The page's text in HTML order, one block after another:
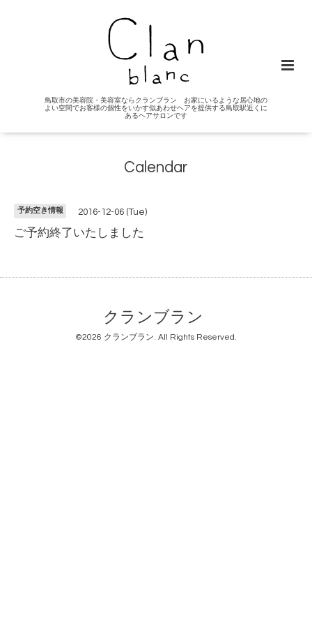
鳥取市の美容院・美容室ならクランブラン お家にいるような居心地の
よい空間でお客様の個性をいかす似あわせヘアを提供する鳥取駅近くに
あるヘアサロンです
Calendar
予約空き情報 2016-12-06 (Tue)
ご予約終了いたしました
クランブラン
©2026 クランブラン. All Rights Reserved.